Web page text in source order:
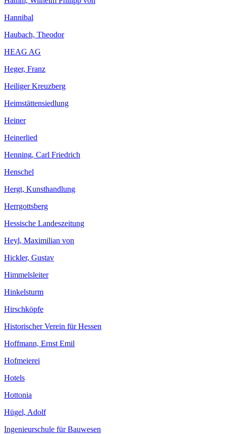
Hannibal
Haubach, Theodor
HEAG AG
Heger, Franz
Heiliger Kreuzberg
Heimstättensiedlung
Heiner
Heinerlied
Henning, Carl Friedrich
Henschel
Hergt, Kunsthandlung
Herrgottsberg
Hessische Landeszeitung
Heyl, Maximilian von
Hickler, Gustav
Himmelsleiter
Hinkelsturm
Hirschköpfe
Historischer Verein für Hessen
Hoffmann, Ernst Emil
Hofmeierei
Hotels
Hottonia
Hügel, Adolf
Ingenieurschule für Bauwesen